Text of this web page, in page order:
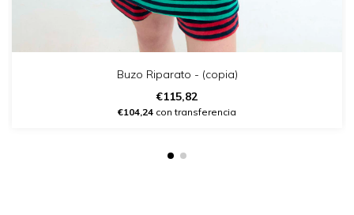
Buzo Riparato - (copia)
€115,82
€104,24 con transferencia